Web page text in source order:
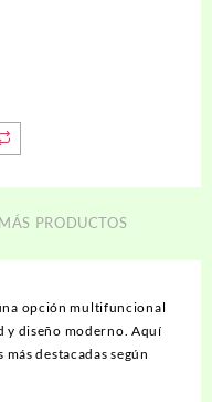
MÁS PRODUCTOS
opción multifuncional
y diseño moderno. Aquí
destacadas según